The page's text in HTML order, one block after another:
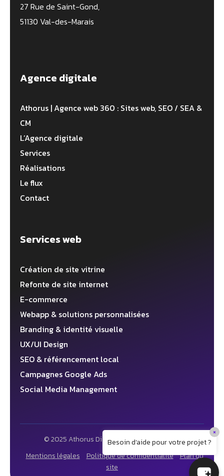
27 Rue de Saint-Gond,
51130 Val-des-Marais
Agence digitale
Athorus | Agence web 360 : Sites web, SEO / SEA &
CM
L’Agence digitale
Services
Réalisations
Le flux
Contact
Services web
Création de site vitrine
Refonte de site internet
E-commerce
Webapp & solutions personnalisées
Branding & identité visuelle
UX/UI Design
SEO & référencement local
Campagnes Google Ads
Social Media Management
© 2025 Athorus Digital ✦ Agence web 360°
Mentions légales
Politique de confidentialité
Plan du
site
Besoin d’aide pour votre projet ?
×